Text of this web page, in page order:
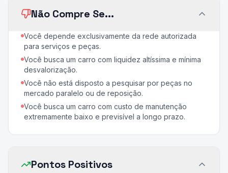
Não Compre Se...
Você depende exclusivamente da rede autorizada
para serviços e peças.
Você busca um carro com liquidez altíssima e mínima
desvalorização.
Você não está disposto a pesquisar por peças no
mercado paralelo ou de reposição.
Você busca um carro com custo de manutenção
extremamente baixo e previsível a longo prazo.
Pontos Positivos